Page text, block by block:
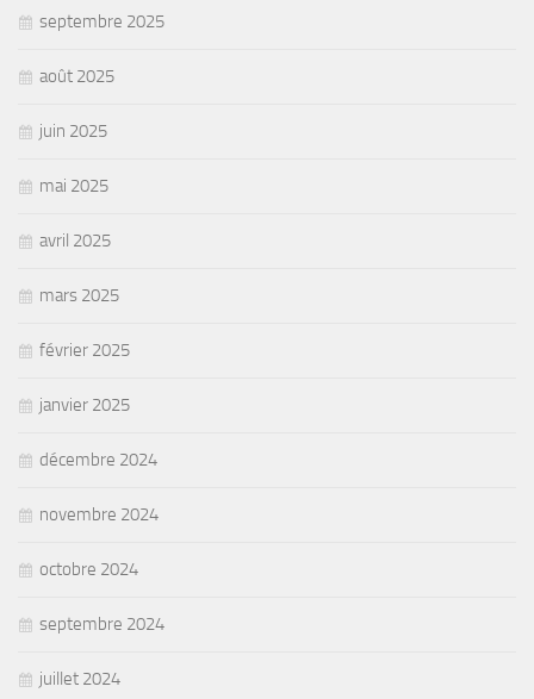
septembre 2025
août 2025
juin 2025
mai 2025
avril 2025
mars 2025
février 2025
janvier 2025
décembre 2024
novembre 2024
octobre 2024
septembre 2024
juillet 2024